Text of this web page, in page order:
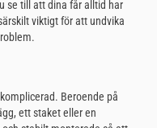
se till att dina får alltid har
viktigt för att undvika
Beroende på
ett staket eller en